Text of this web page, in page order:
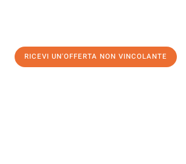
RICEVI UN'OFFERTA NON VINCOLANTE